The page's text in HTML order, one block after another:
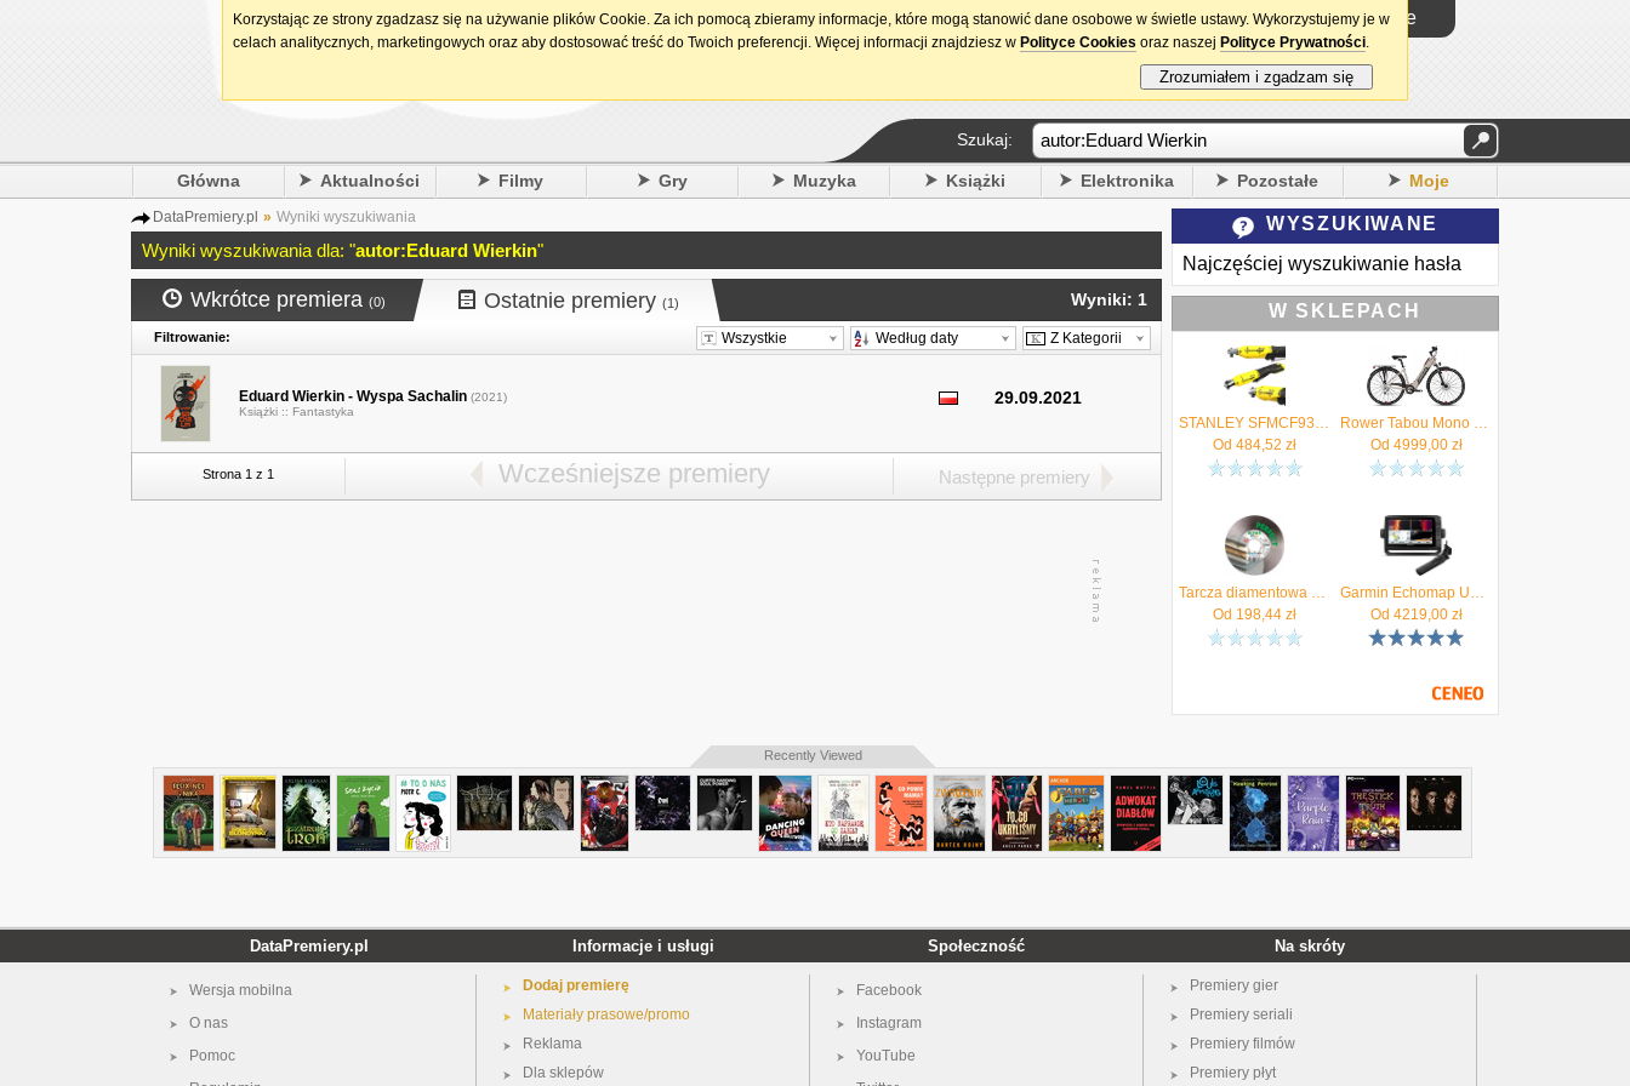
15. urodziny DataPremiery.pl Logowanie
Szukaj:
Główna Aktualności Filmy Gry Muzyka Książki Elektronika Pozostałe Moje
DataPremiery.pl » Wyniki wyszukiwania
Wyniki wyszukiwania dla: "autor:Eduard Wierkin"
Wkrótce premiera (0) Ostatnie premiery (1) Wyniki: 1
Filtrowanie: Wszystkie Według daty Z Kategorii
Eduard Wierkin - Wyspa Sachalin (2021)
Książki :: Fantastyka
29.09.2021
Strona 1 z 1 Wcześniejsze premiery Następne premiery
WYSZUKIWANE
Najczęściej wyszukiwanie hasła
W SKLEPACH
STANLEY SFMCF930B Grzechotka akumulatorowa 3/8" 18V 47Nm FatMax V20 - Autoryzowany Dystrybutor
Od 484,52 zł
Rower Tabou Mono Up Eco Jr KOŁO 26'' beige/red*AUTORYZOWANY SPRZEDAWCA TABOU*
Od 4999,00zł
Tarcza diamentowa do ceramiki, gresu 115 x 22,23mm Distar - Autoryzowany Dystrybutor
Od 198,44 zł
Garmin Echomap Uhd 92Sv Z Przetwornikiem Gt56Uhd-Tm 6 Salonów Firmowych Autoryzowany Partner
Od 4219,00zł
Recently Viewed
DataPremiery.pl
Wersja mobilna
O nas
Pomoc
Informacje i usługi
Dodaj premierę
Materiały prasowe/promo
Reklama
Dla sklepów
Społeczność
Facebook
Instagram
YouTube
Na skróty
Premiery gier
Premiery seriali
Premiery filmów
Premiery płyt
Korzystając ze strony zgadzasz się na używanie plików Cookie. Za ich pomocą zbieramy informacje, które mogą stanowić dane osobowe w świetle ustawy. Wykorzystujemy je w
celach analitycznych, marketingowych oraz aby dostosować treść do Twoich preferencji. Więcej informacji znajdziesz w Polityce Cookies oraz naszej Polityce Prywatności.
Zrozumiałem i zgadzam się